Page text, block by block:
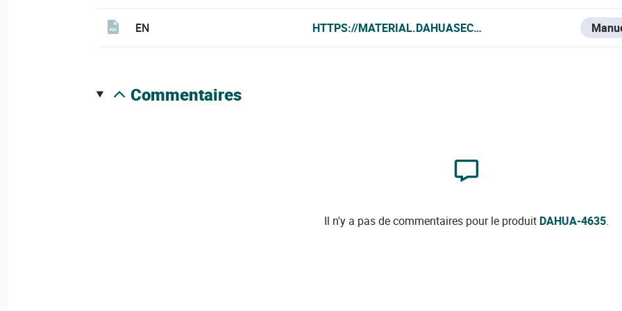
EN HTTPS://MATERIAL.DAHUASECURITY.COM/UPLOADS/
commentaires
Il n'y a pas de commentaires pour le produit DAHUA-4635.